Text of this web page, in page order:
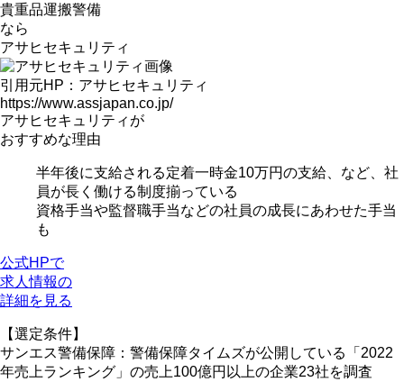
貴重品運搬警備
なら
アサヒセキュリティ
引用元HP：アサヒセキュリティ
https://www.assjapan.co.jp/
アサヒセキュリティが
おすすめな理由
半年後に支給される定着一時金10万円の支給、など、社
員が長く働ける制度揃っている
資格手当や監督職手当などの社員の成長にあわせた手当
も
公式HPで
求人情報の
詳細を見る
【選定条件】
サンエス警備保障：警備保障タイムズが公開している「2022
年売上ランキング」の売上100億円以上の企業23社を調査